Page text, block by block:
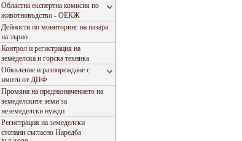
Областна експертна комисия по
животновъдство - ОЕКЖ
Дейности по мониторинг на пазара
на зърно
Контрол и регистрация на
земеделска и горска техника
Обявление и разпореждане с
имоти от ДПФ
Промяна на предназначението на
земеделските земи за
неземеделски нужди
Регистрация на земеделски
стопани съгласно Наредба